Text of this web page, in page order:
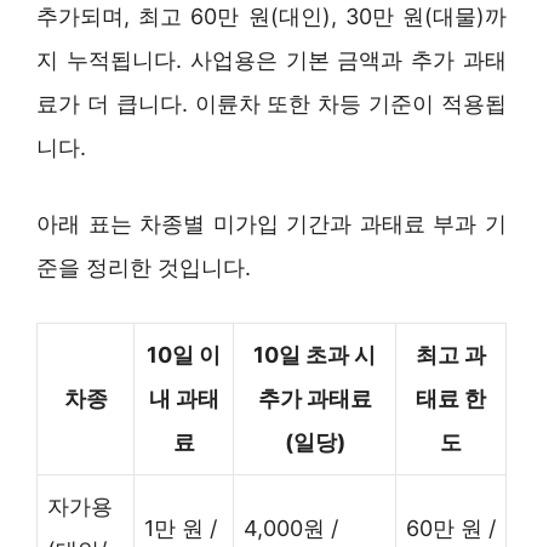
추가되며, 최고 60만 원(대인), 30만 원(대물)까
지 누적됩니다. 사업용은 기본 금액과 추가 과태
료가 더 큽니다. 이륜차 또한 차등 기준이 적용됩
니다.
아래 표는 차종별 미가입 기간과 과태료 부과 기
준을 정리한 것입니다.
차종
10일 이
내 과태
료
10일 초과 시
추가 과태료
(일당)
최고 과
태료 한
도
자가용
1만 원 /
4,000원 /
60만 원 /